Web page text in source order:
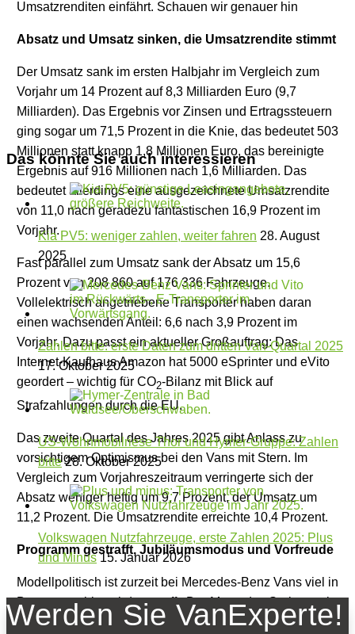
Umsatzrenditen einfährt. Schauen wir genauer hin
Absatz und Umsatz sinken, die Umsatzrendite stimmt
Der Umsatz sank im ersten Halbjahr im Vergleich zum
Vorjahr um 14 Prozent auf 8,3 Milliarden Euro (9,7
Milliarden). Das Ergebnis vor Zinsen und Ertragssteuern
ging sogar um 71,5 Prozent in die Knie, das bedeutet 503
Millionen statt knapp 1,8 Millionen Euro, das bereinigte
Ergebnis auf 916 Millionen nach 1,6 Milliarden. Das
bedeutet allerdings eine ausgezeichnete Umsatzrendite
von 11,0 nach geradezu fantastischen 16,9 Prozent im
Vorjahr.
Fast parallel zum Umsatz sank der Absatz um 15,6
Prozent von 208 860 auf 176 336 Fahrzeuge.
Vollelektrisch angetriebene Transporter haben daran
einen wachsenden Anteil: 6,6 nach 3,9 Prozent im
Vorjahr. Dazu passt ein aktueller Großauftrag: Das
Internet-Kaufhaus Amazon hat 5000 eSprinter und eVito
geordert – wichtig für CO2-Bilanz mit Blick auf
Strafzahlungen durch die EU.
Das zweite Quartal des Jahres 2025 gibt Anlass zu
vorsichtigem Optimismus bei den Vans mit Stern. Im
Vergleich zum Vorjahreszeitraum verringerte sich der
Absatz weniger heftig um 9,7 Prozent, der Umsatz um
11,2 Prozent. Die Umsatzrendite erreichte 10,4 Prozent.
Programm gestrafft, Jubiläumsmodus und Vorfreude
Modellpolitisch ist zurzeit bei Mercedes-Benz Vans viel in
Bewegung, hier wird gestrafft. Der Mercedes Sprinter mit
Frontantrieb hat als Kastenwagen das Zeitliche
Das könnte Sie auch interessieren
Kia PV5: weniger zahlen, weiter fahren 28. August
2025
Zahlen bitte: erste Daten zum dritten Van-Quartal 2025
17. Oktober 2025
US-Wohnmobilriese Thor und Hymer-Gruppe: Zahlen
bitte28. Oktober 2025
Volkswagen Nutzfahrzeuge, erste Zahlen 2025: Plus
und Minus15. Januar 2026
Werden Sie VanExperte!